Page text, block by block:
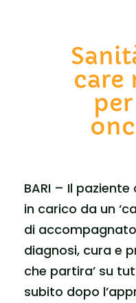
care
BARI – Il
in carico da un
di
diagnosi, cura e
che partira’ su
subito dopo